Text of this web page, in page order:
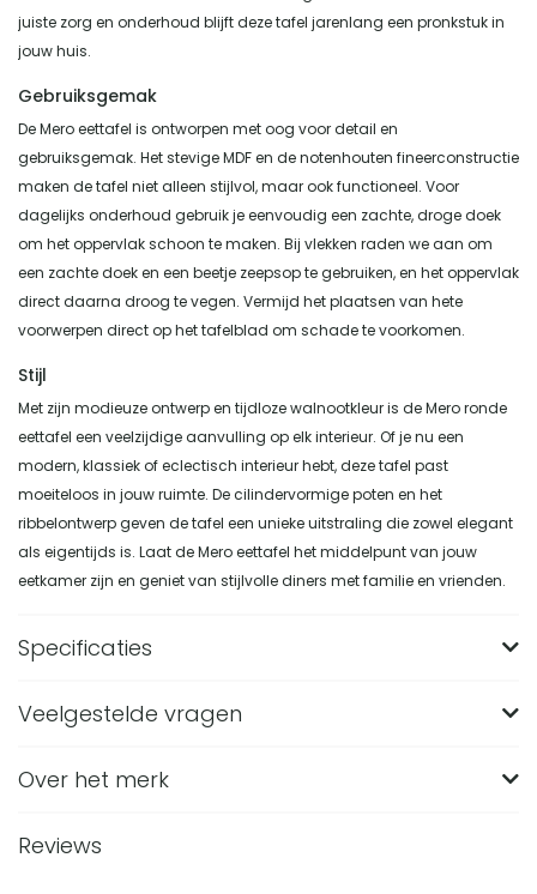
juiste zorg en onderhoud blijft deze tafel jarenlang een pronkstuk in
jouw huis.
Gebruiksgemak
De Mero eettafel is ontworpen met oog voor detail en
gebruiksgemak. Het stevige MDF en de notenhouten fineerconstructie
maken de tafel niet alleen stijlvol, maar ook functioneel. Voor
dagelijks onderhoud gebruik je eenvoudig een zachte, droge doek
om het oppervlak schoon te maken. Bij vlekken raden we aan om
een zachte doek en een beetje zeepsop te gebruiken, en het oppervlak
direct daarna droog te vegen. Vermijd het plaatsen van hete
voorwerpen direct op het tafelblad om schade te voorkomen.
Stijl
Met zijn modieuze ontwerp en tijdloze walnootkleur is de Mero ronde
eettafel een veelzijdige aanvulling op elk interieur. Of je nu een
modern, klassiek of eclectisch interieur hebt, deze tafel past
moeiteloos in jouw ruimte. De cilindervormige poten en het
ribbelontwerp geven de tafel een unieke uitstraling die zowel elegant
als eigentijds is. Laat de Mero eettafel het middelpunt van jouw
eetkamer zijn en geniet van stijlvolle diners met familie en vrienden.
Specificaties
Merk
Hoogte (in CM)
Veelgestelde vragen
Wat zijn de afmetingen van de QUVIO Mero ronde
De QUVIO Mero eettafel heeft een diameter van 110 cm en
Over het merk
Reviews